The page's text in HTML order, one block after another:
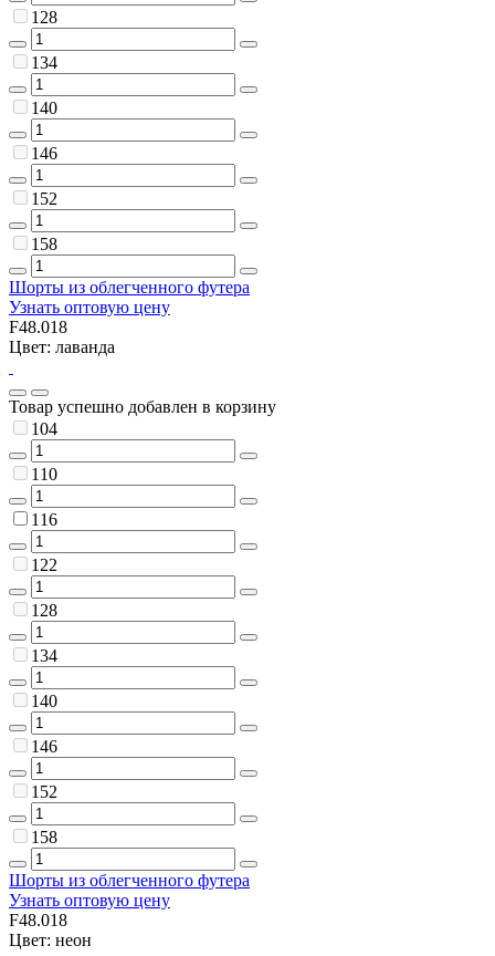
128
134
140
146
152
158
Шорты из облегченного футера
Узнать оптовую цену
F48.018
Цвет: лаванда
Товар успешно добавлен в корзину
104
110
116
122
128
134
140
146
152
158
Шорты из облегченного футера
Узнать оптовую цену
F48.018
Цвет: неон